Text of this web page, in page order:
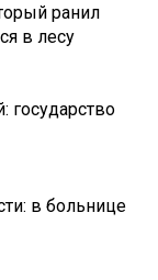
ранил
в лесу
государство
в больнице